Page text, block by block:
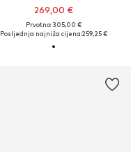
269,00 €
Prvotno: 305,00 €
Posljednja najniža cijena:259,25 €